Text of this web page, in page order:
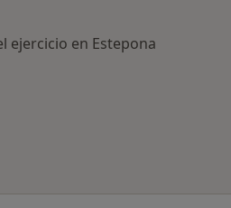
ejercicio en Estepona